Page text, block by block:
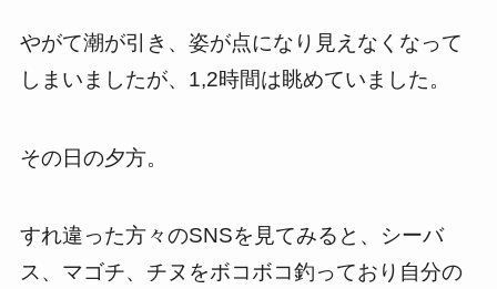
やがて潮が引き、姿が点になり見えなくなって
しまいましたが、1,2時間は眺めていました。
その日の夕方。
すれ違った方々のSNSを見てみると、シーバ
ス、マゴチ、チヌをボコボコ釣っており自分の